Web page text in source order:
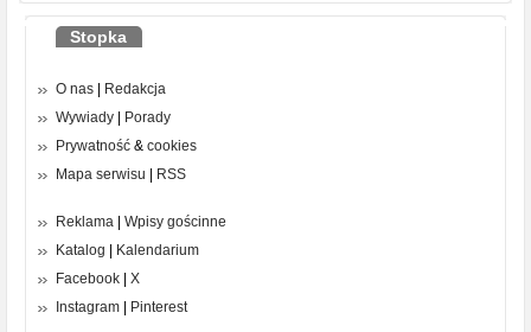
Stopka
O nas
Redakcja
Wywiady
Porady
Prywatność & cookies
Mapa serwisu
RSS
Reklama
Wpisy gościnne
Katalog
Kalendarium
Facebook
X
Instagram
Pinterest